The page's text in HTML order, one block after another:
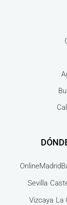
OnlineMadrid
Sevilla
Vizcaya La